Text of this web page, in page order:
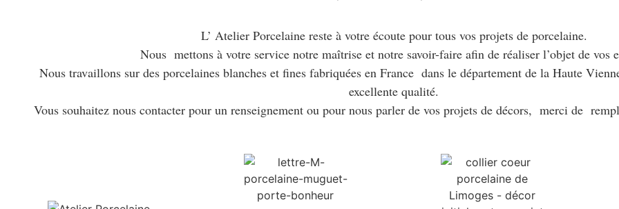
L’ Atelier Porcelaine reste à votre écoute pour tous vos projets de porcelaine.
Nous mettons à votre service notre maîtrise et notre savoir-faire afin de réaliser l’objet de vos
Nous travaillons sur des porcelaines blanches et fines fabriquées en France dans le département de la Haute
excellente qualité.
Vous souhaitez nous contacter pour un renseignement ou pour nous parler de vos projets de décors, merci de